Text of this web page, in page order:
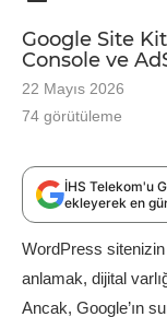
Google Site
Console ve
22 Mayıs 2026
74 görütüleme
İHS Telekom'u
ekleyerek en
WordPress sitenizin
anlamak, dijital
Ancak, Google’ın